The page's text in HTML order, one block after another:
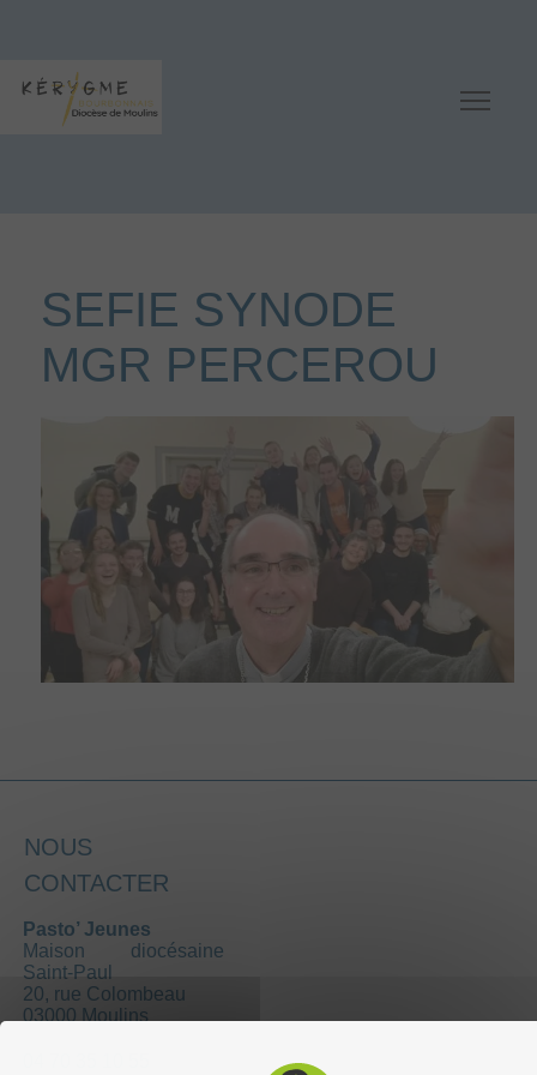
SEFIE SYNODE
MGR PERCEROU
NOUS
CONTACTER
Pasto’ Jeunes
Maison diocésaine
Saint-Paul
20, rue Colombeau
03000 Moulins